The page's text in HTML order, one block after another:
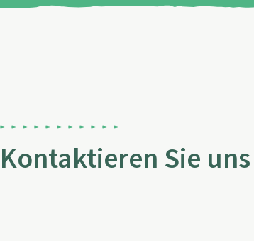
Kontaktieren Sie uns